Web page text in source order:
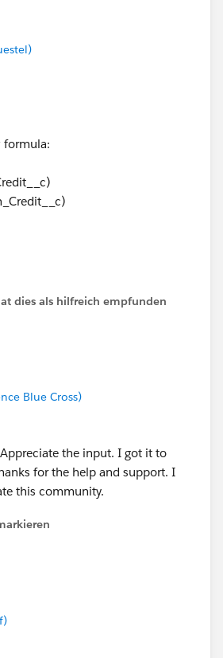
formula:
dies als hilfreich empfunden
Blue Cross)
the input. I got it to
for the help and support. I
this community.